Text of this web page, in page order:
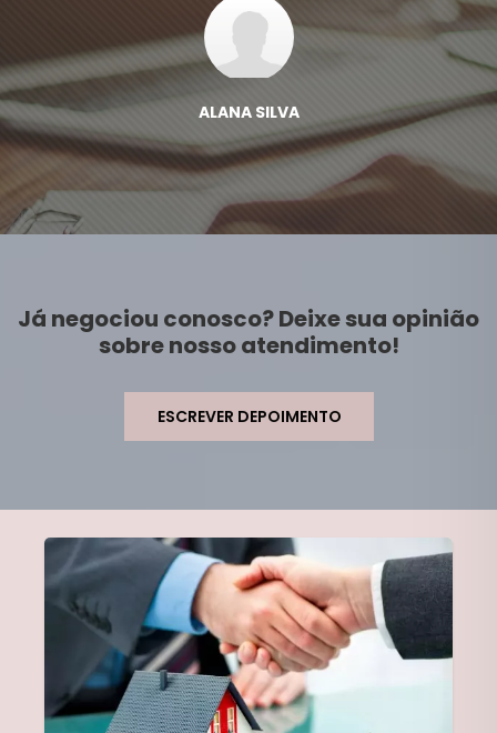
ALANA SILVA
Já negociou conosco? Deixe sua opinião
sobre nosso atendimento!
ESCREVER DEPOIMENTO